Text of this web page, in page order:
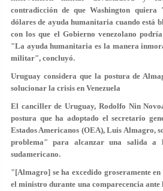
contradicción de que Washington
dólares de ayuda humanitaria cuando está
con los que el Gobierno venezolano
"La ayuda humanitaria es la manera
militar", concluyó.
Uruguay considera que la postura de
solucionar la crisis en Venezuela
El canciller de Uruguay, Rodolfo Nin
postura que ha adoptado el secretario
Estados Americanos (OEA), Luis Almagro,
problema" para alcanzar una salida
sudamericano.
"[Almagro] se ha excedido groseramente en
el ministro durante una comparecencia